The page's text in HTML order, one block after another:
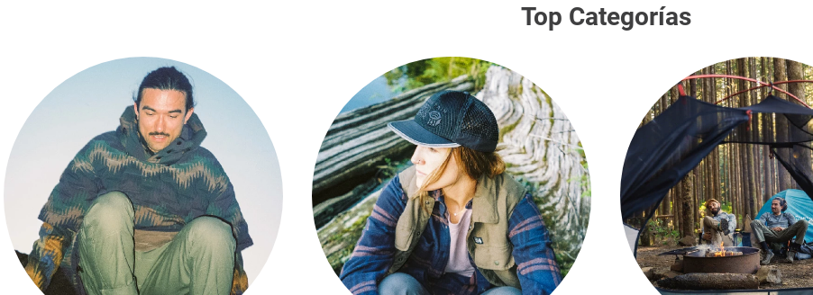
Top Categorías